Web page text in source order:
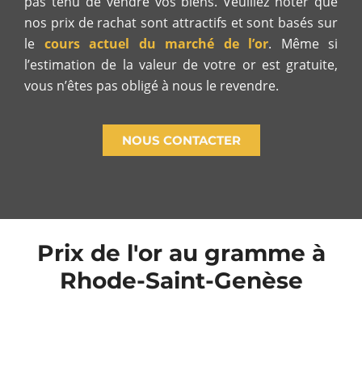
nos prix de rachat sont attractifs et sont basés sur
le cours actuel du marché de l’or. Même si
l’estimation de la valeur de votre or est gratuite,
vous n’êtes pas obligé à nous le revendre.
NOUS CONTACTER
Prix de l'or au gramme à
Rhode-Saint-Genèse